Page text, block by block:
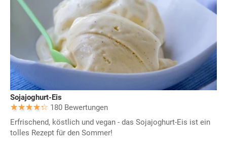
Sojajoghurt-Eis
180 Bewertungen
Erfrischend, köstlich und vegan - das Sojajoghurt-Eis ist ein
tolles Rezept für den Sommer!